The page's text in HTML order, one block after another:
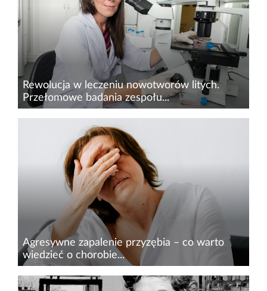
ułatwią tworzenie nowoczesnych leków
przeciwko nowotworom i chorobom zakaźnym...
Rewolucja w leczeniu nowotworów litych.
Przełomowe badania zespołu...
Naukowcy z Centrum Immunoterapii
Komórkowych SGGW pod kierownictwem prof.
Magdaleny Król dokonali odkrycia, które może
zrewolucjonizować terapię nowotworów litych.
Opracowali innowacyjną technologi...
Agresywne zapalenie przyzębia – co warto
wiedzieć o chorobie...
Choroby, takie jak agresywne zapalenie